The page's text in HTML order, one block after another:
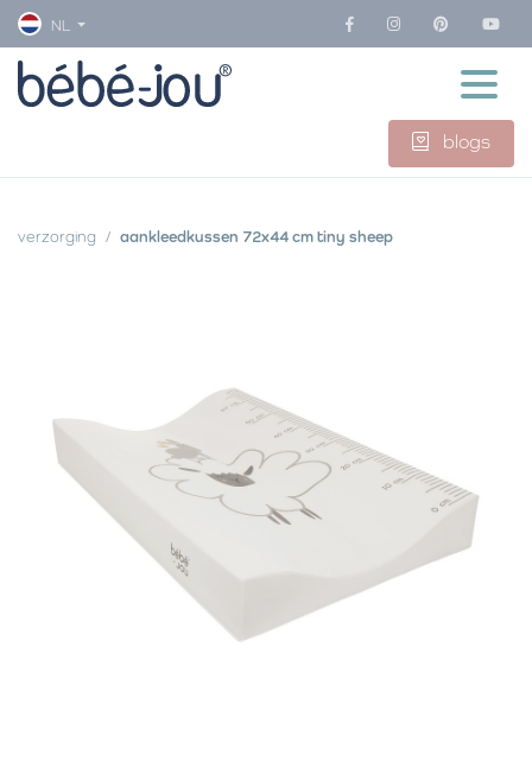
NL
blogs
verzorging aankleedkussen 72x44 cm tiny sheep